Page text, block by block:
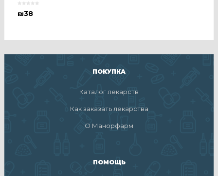
₪38
ПОКУПКА
Каталог лекарств
Как заказать лекарства
О Манорфарм
ПОМОЩЬ